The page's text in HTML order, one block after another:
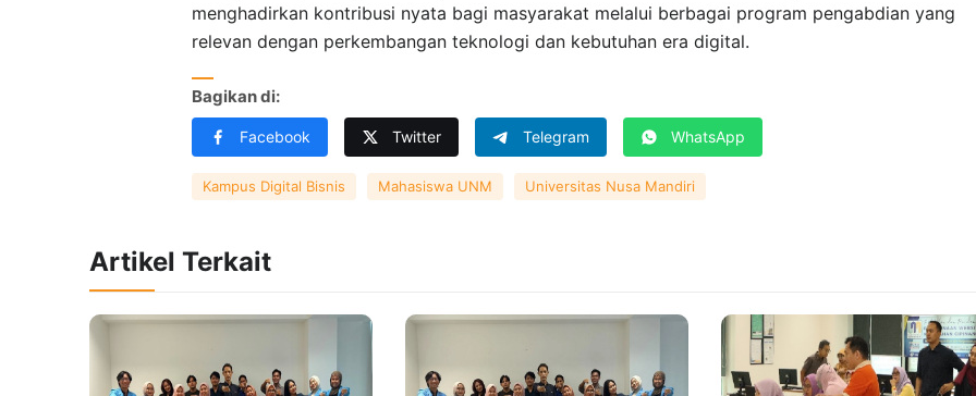
menghadirkan kontribusi nyata bagi masyarakat melalui berbagai program pengabdian yang
relevan dengan perkembangan teknologi dan kebutuhan era digital.
Bagikan di:
Facebook Twitter Telegram WhatsApp
Kampus Digital Bisnis Mahasiswa UNM Universitas Nusa Mandiri
Artikel Terkait